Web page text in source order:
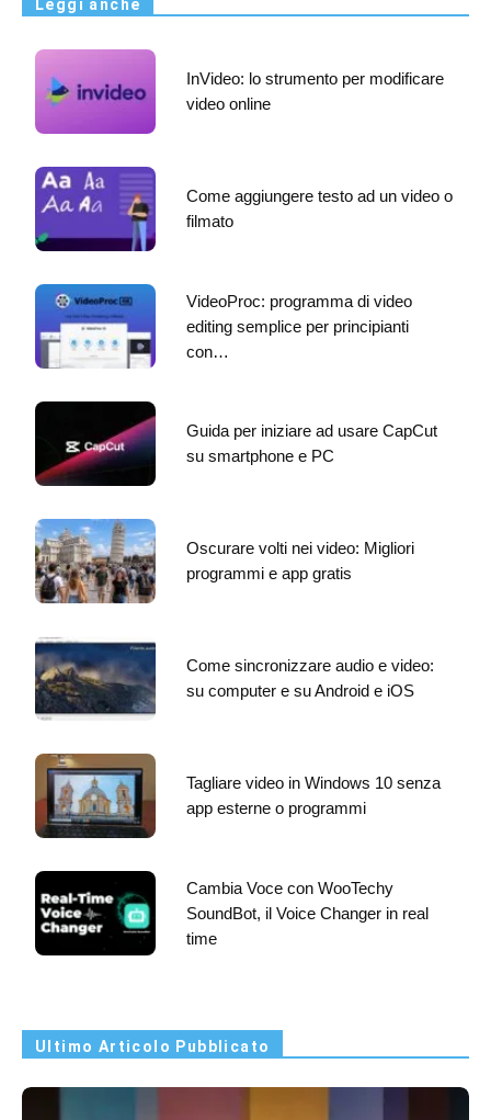
Leggi anche
InVideo: lo strumento per modificare
video online
Come aggiungere testo ad un video o
filmato
VideoProc: programma di video
editing semplice per principianti
con…
Guida per iniziare ad usare CapCut
su smartphone e PC
Oscurare volti nei video: Migliori
programmi e app gratis
Come sincronizzare audio e video:
su computer e su Android e iOS
Tagliare video in Windows 10 senza
app esterne o programmi
Cambia Voce con WooTechy
SoundBot, il Voice Changer in real
time
Ultimo Articolo Pubblicato